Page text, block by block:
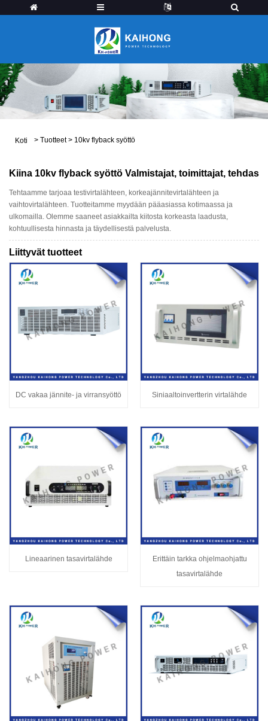
Koti > Tuotteet > 10kv flyback syöttö
Kiina 10kv flyback syöttö Valmistajat, toimittajat, tehdas
Tehtaamme tarjoaa testivirtalähteen, korkeajännitevirtalähteen ja
vaihtovirtalähteen. Tuotteitamme myydään pääasiassa kotimaassa ja
ulkomailla. Olemme saaneet asiakkailta kiitosta korkeasta laadusta,
kohtuullisesta hinnasta ja täydellisestä palvelusta.
Liittyvät tuotteet
DC vakaa jännite- ja virransyöttö Siniaaltoinvertterin virtalähde
Lineaarinen tasavirtalähde
Erittäin tarkka ohjelmaohjattu
tasavirtalähde